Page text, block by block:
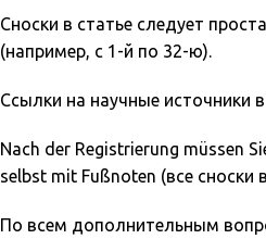
Сноски в статье следует
(например, с 1-й по 32-ю).
Ссылки на научные источники
Nach der Registrierung müssen
selbst mit Fußnoten (все сноски
По всем дополнительным